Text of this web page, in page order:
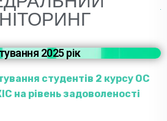
2025 рік
студентів 2 курсу ОС
на рівень задоволеності